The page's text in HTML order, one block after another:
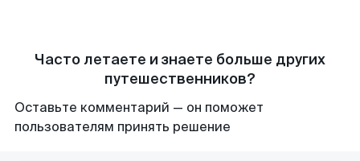
Часто летаете и знаете больше других
путешественников?
Оставьте комментарий — он поможет
пользователям принять решение